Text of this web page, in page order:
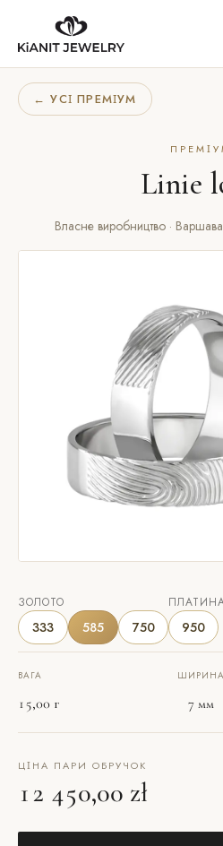
← УСІ ПРЕМІУМ
Linie
Власне виробництво ·
ЗОЛОТО
333 585 750 950
ВАГА
15,00 г
ШИРИНА
7 мм
ЦІНА ПАРИ ОБРУЧОК
12 450,00 zł